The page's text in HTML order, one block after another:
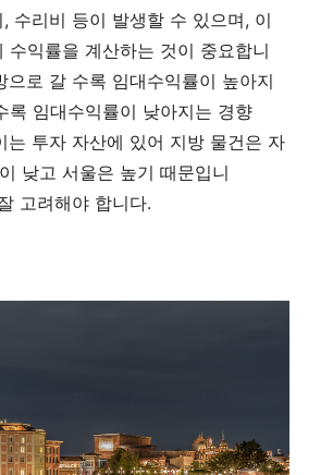
수리비 등이 발생할 수 있으며, 이
수익률을 계산하는 것이 중요합니
으로 갈 수록 임대수익률이 높아지
록 임대수익률이 낮아지는 경향
는 투자 자산에 있어 지방 물건은 자
낮고 서울은 높기 때문입니
고려해야 합니다.